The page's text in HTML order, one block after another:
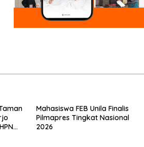
Mahasiswa FEB Unila Finalis
Pilmapres Tingkat Nasional
2026